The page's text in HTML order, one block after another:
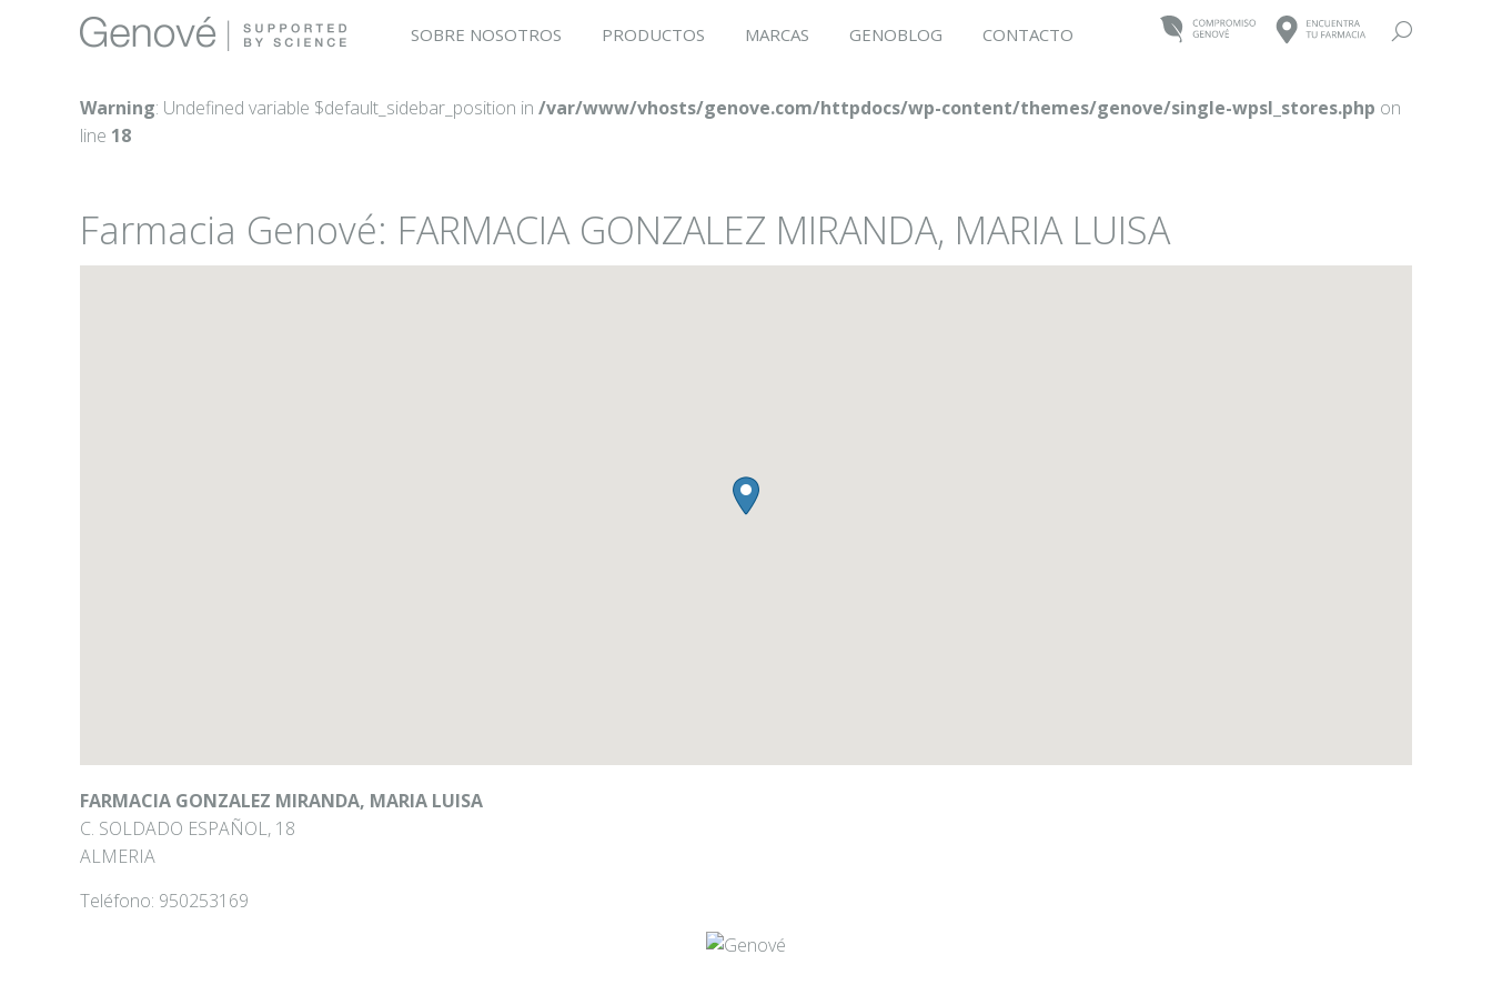
SOBRE NOSOTROS PRODUCTOS MARCAS GENOBLOG CONTACTO Buscar:
Warning: Undefined variable $default_sidebar_position in /var/www/vhosts/genove.com/httpdocs/wp-content/themes/genove/single-wpsl_stores.php on
line 18
Farmacia Genové: FARMACIA GONZALEZ MIRANDA, MARIA LUISA
FARMACIA GONZALEZ MIRANDA, MARIA LUISA
C. SOLDADO ESPAÑOL, 18
ALMERIA
Teléfono: 950253169